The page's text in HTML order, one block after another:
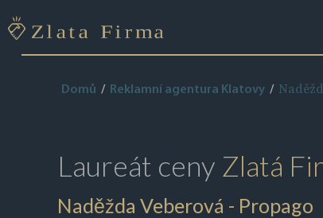
Domů Reklamní agentura Klatovy
Laureát ceny Zlatá
Naděžda Veberová - Propago